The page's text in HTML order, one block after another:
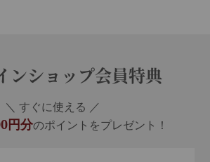
ンショップ会員特典
＼ すぐに使える ／
円分のポイントをプレゼント！